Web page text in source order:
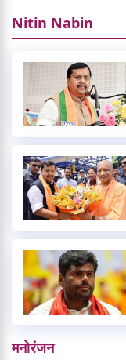
Nitin Nabin
मनोरंजन